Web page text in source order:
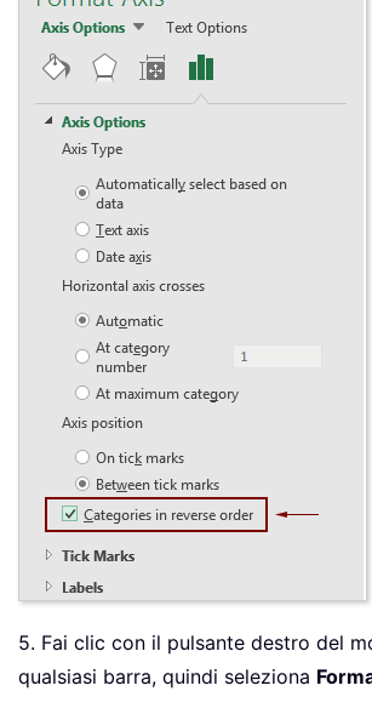
5. Fai clic con il pulsante destro del
qualsiasi barra, quindi seleziona